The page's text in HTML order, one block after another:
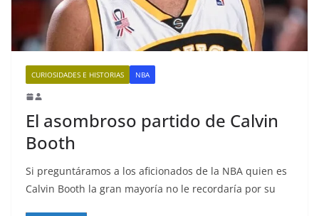
CURIOSIDADES E HISTORIAS NBA
El asombroso partido de Calvin
Booth
Si preguntáramos a los aficionados de la NBA quien es
Calvin Booth la gran mayoría no le recordaría por su